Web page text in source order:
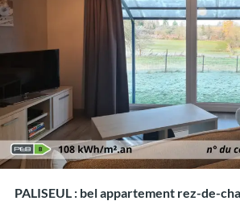
PALISEUL : bel appartement rez-de-